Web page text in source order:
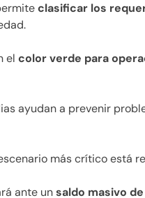
clasificar los
el color verde para
ayudan a prevenir
más crítico está
ante unsaldo masivo